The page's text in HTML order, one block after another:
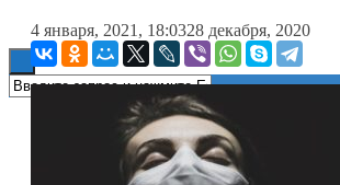
4 января, 2021, 18:0328 декабря, 2020